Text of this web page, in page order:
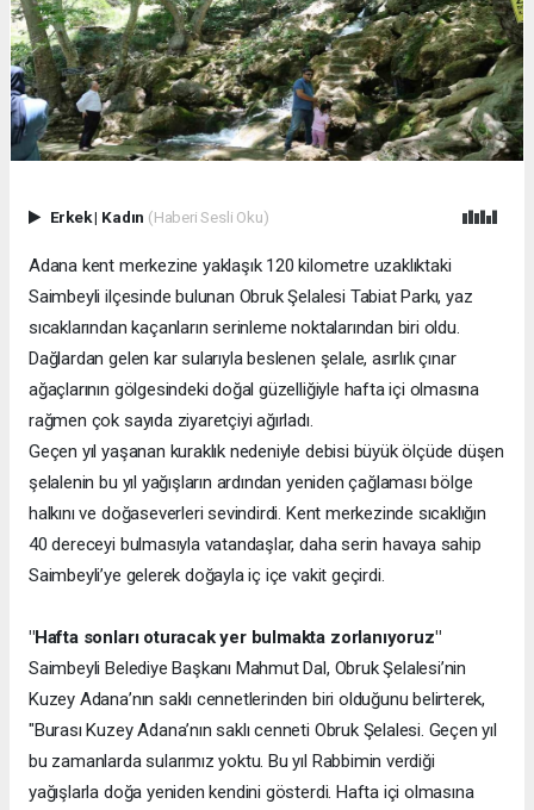
Erkek| Kadın (Haberi Sesli Oku)
Adana kent merkezine yaklaşık 120 kilometre uzaklıktaki
Saimbeyli ilçesinde bulunan Obruk Şelalesi Tabiat Parkı, yaz
sıcaklarından kaçanların serinleme noktalarından biri oldu.
Dağlardan gelen kar sularıyla beslenen şelale, asırlık çınar
ağaçlarının gölgesindeki doğal güzelliğiyle hafta içi olmasına
rağmen çok sayıda ziyaretçiyi ağırladı.
Geçen yıl yaşanan kuraklık nedeniyle debisi büyük ölçüde düşen
şelalenin bu yıl yağışların ardından yeniden çağlaması bölge
halkını ve doğaseverleri sevindirdi. Kent merkezinde sıcaklığın
40 dereceyi bulmasıyla vatandaşlar, daha serin havaya sahip
Saimbeyli’ye gelerek doğayla iç içe vakit geçirdi.
"Hafta sonları oturacak yer bulmakta zorlanıyoruz"
Saimbeyli Belediye Başkanı Mahmut Dal, Obruk Şelalesi’nin
Kuzey Adana’nın saklı cennetlerinden biri olduğunu belirterek,
"Burası Kuzey Adana’nın saklı cenneti Obruk Şelalesi. Geçen yıl
bu zamanlarda sularımız yoktu. Bu yıl Rabbimin verdiği
yağışlarla doğa yeniden kendini gösterdi. Hafta içi olmasına